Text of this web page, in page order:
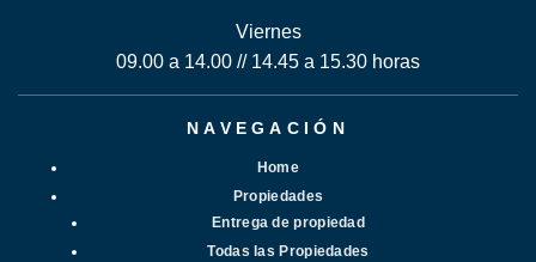
Viernes
09.00 a 14.00 // 14.45 a 15.30 horas
NAVEGACIÓN
Home
Propiedades
Entrega de propiedad
Todas las Propiedades